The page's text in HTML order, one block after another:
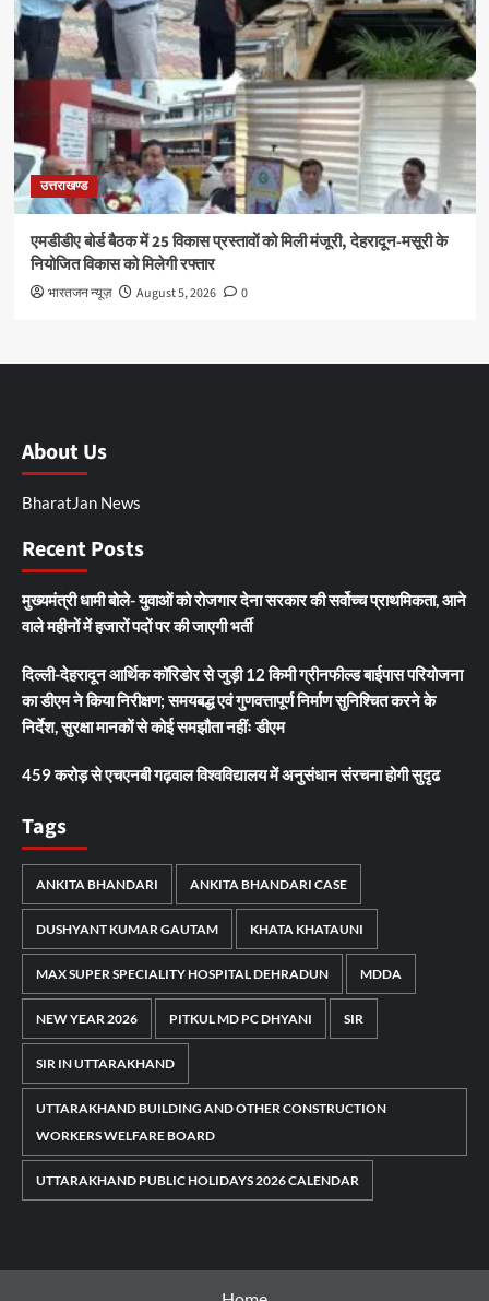
उत्तराखण्ड
एमडीडीए बोर्ड बैठक में 25 विकास प्रस्तावों को मिली मंजूरी, देहरादून-मसूरी के
नियोजित विकास को मिलेगी रफ्तार
भारतजन न्यूज़ August 5, 2026 0
About Us
BharatJan News
Recent Posts
मुख्यमंत्री धामी बोले- युवाओं को रोजगार देना सरकार की सर्वोच्च प्राथमिकता, आने
वाले महीनों में हजारों पदों पर की जाएगी भर्ती
दिल्ली-देहरादून आर्थिक कॉरिडोर से जुड़ी 12 किमी ग्रीनफील्ड बाईपास परियोजना
का डीएम ने किया निरीक्षण; समयबद्ध एवं गुणवत्तापूर्ण निर्माण सुनिश्चित करने के
निर्देश, सुरक्षा मानकों से कोई समझौता नहींः डीएम
459 करोड़ से एचएनबी गढ़वाल विश्वविद्यालय में अनुसंधान संरचना होगी सुदृढ
Tags
ANKITA BHANDARI ANKITA BHANDARI CASE
DUSHYANT KUMAR GAUTAM KHATA KHATAUNI
MAX SUPER SPECIALITY HOSPITAL DEHRADUN MDDA
NEW YEAR 2026 PITKUL MD PC DHYANI SIR
SIR IN UTTARAKHAND
UTTARAKHAND BUILDING AND OTHER CONSTRUCTION
WORKERS WELFARE BOARD
UTTARAKHAND PUBLIC HOLIDAYS 2026 CALENDAR